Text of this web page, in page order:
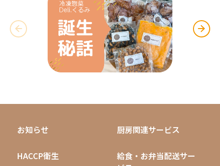
お知らせ 厨房関連サービス
HACCP衛生
給食・お弁当配送サー